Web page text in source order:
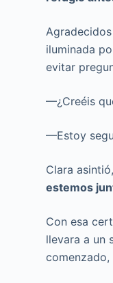
iluminada
evitar
—¿Creéis
—Estoy
Clara
estemos
Con esa
llevara a un